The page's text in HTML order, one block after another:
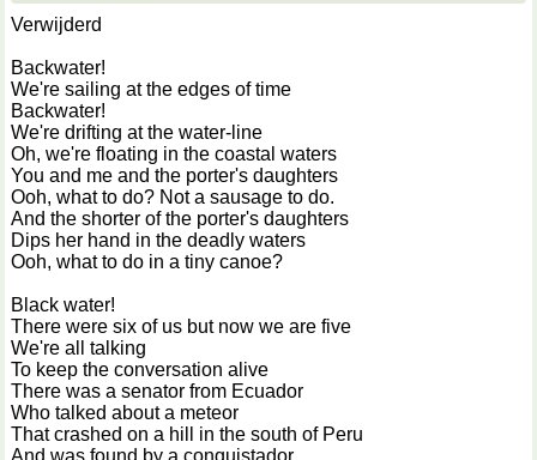
Verwijderd
Backwater!
We're sailing at the edges of time
Backwater!
We're drifting at the water-line
Oh, we're floating in the coastal waters
You and me and the porter's daughters
Ooh, what to do? Not a sausage to do.
And the shorter of the porter's daughters
Dips her hand in the deadly waters
Ooh, what to do in a tiny canoe?
Black water!
There were six of us but now we are five
We're all talking
To keep the conversation alive
There was a senator from Ecuador
Who talked about a meteor
That crashed on a hill in the south of Peru
And was found by a conquistador